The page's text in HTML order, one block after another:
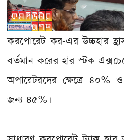
করপোরেট কর-এর উচ্চহার
বর্তমান করের হার স্টক
অপারেটরদের ক্ষেত্রে ৪০%
জন্য ৪৫%।